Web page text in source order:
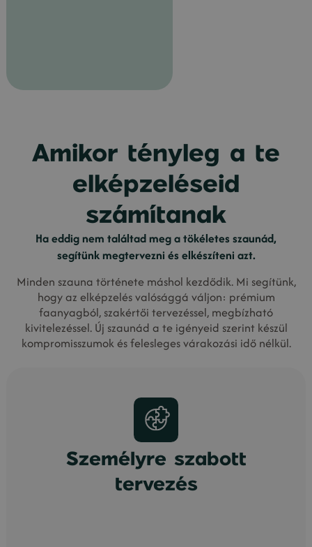
Amikor tényleg a te
elképzeléseid
számítanak
Ha eddig nem találtad meg a tökéletes szaunád,
segítünk megtervezni és elkészíteni azt.
Minden szauna története máshol kezdődik. Mi segítünk,
hogy az elképzelés valósággá váljon: prémium
faanyagból, szakértői tervezéssel, megbízható
kivitelezéssel. Új szaunád a te igényeid szerint készül
kompromisszumok és felesleges várakozási idő nélkül.
Személyre szabott
tervezés